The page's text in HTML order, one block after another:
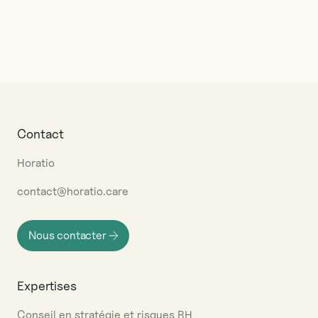
Contact
Horatio
contact@horatio.care
Nous contacter
Expertises
Conseil en stratégie et risques RH